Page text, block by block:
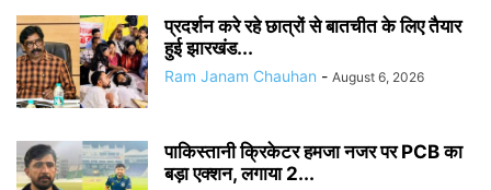
प्रदर्शन करे रहे छात्रों से बातचीत के लिए तैयार
हुई झारखंड...
Ram Janam Chauhan - August 6, 2026
पाकिस्तानी क्रिकेटर हमजा नजर पर PCB का
बड़ा एक्शन, लगाया 2...